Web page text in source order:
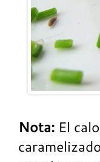
Nota: El